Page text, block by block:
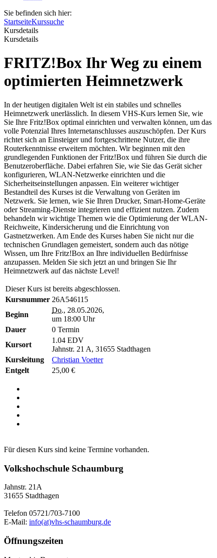
Sie befinden sich hier:
StartseiteKurssuche
Kursdetails
Kursdetails
FRITZ!Box Ihr Weg zu einem
optimierten Heimnetzwerk
In der heutigen digitalen Welt ist ein stabiles und schnelles
Heimnetzwerk unerlässlich. In diesem VHS-Kurs lernen Sie, wie
Sie Ihre Fritz!Box optimal einrichten und verwalten können, um das
volle Potenzial Ihres Internetanschlusses auszuschöpfen. Der Kurs
richtet sich an Einsteiger und fortgeschrittene Nutzer, die ihre
Routerkenntnisse erweitern möchten. Wir beginnen mit den
grundlegenden Funktionen der Fritz!Box und führen Sie durch die
Benutzeroberfläche. Dabei erfahren Sie, wie Sie das Gerät sicher
konfigurieren, WLAN-Netzwerke einrichten und die
Sicherheitseinstellungen anpassen. Ein weiterer wichtiger
Bestandteil des Kurses ist die Verwaltung von Geräten im
Netzwerk. Sie lernen, wie Sie Ihren Drucker, Smart-Home-Geräte
oder Streaming-Dienste integrieren und effizient nutzen. Zudem
behandeln wir wichtige Themen wie die Optimierung der WLAN-
Reichweite, Kindersicherung und die Einrichtung von
Gastnetzwerken. Am Ende des Kurses haben Sie nicht nur die
technischen Grundlagen gemeistert, sondern auch das nötige
Wissen, um Ihre Fritz!Box an Ihre individuellen Bedürfnisse
anzupassen. Melden Sie sich jetzt an und bringen Sie Ihr
Heimnetzwerk auf das nächste Level!
Dieser Kurs ist bereits abgeschlossen.
Kursnummer 26A546115
Beginn
Do., 28.05.2026,
um 18:00 Uhr
Dauer
0 Termin
Kursort
1.04 EDV
Jahnstr. 21 A, 31655 Stadthagen
Kursleitung
Christian Voetter
Entgelt
25,00 €
Für diesen Kurs sind keine Termine vorhanden.
Volkshochschule Schaumburg
Jahnstr. 21A
31655 Stadthagen
Telefon 05721/703-7100
E-Mail: info(at)vhs-schaumburg.de
Öffnungszeiten